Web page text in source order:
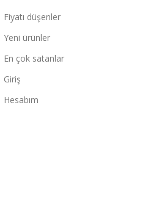
Fiyatı düşenler
Yeni ürünler
En çok satanlar
Giriş
Hesabım